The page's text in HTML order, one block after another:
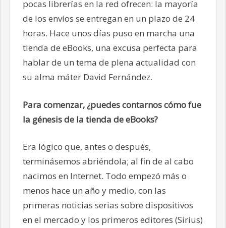
pocas librerías en la red ofrecen: la mayoría
de los envíos se entregan en un plazo de 24
horas. Hace unos días puso en marcha una
tienda de eBooks, una excusa perfecta para
hablar de un tema de plena actualidad con
su alma máter David Fernández.
Para comenzar, ¿puedes contarnos cómo fue
la génesis de la tienda de eBooks?
Era lógico que, antes o después,
terminásemos abriéndola; al fin de al cabo
nacimos en Internet. Todo empezó más o
menos hace un año y medio, con las
primeras noticias serias sobre dispositivos
en el mercado y los primeros editores (Sirius)